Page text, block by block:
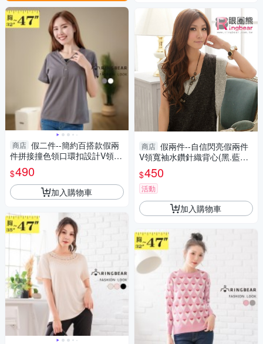
商店 假二件--簡約百搭款假兩
件拼接撞色領口環扣設計V領短
袖上衣(白.灰M-3L)-U709眼圈
熊中大尺碼
$490
加入購物車
商店 假兩件--自信閃亮假兩件
V領寬袖水鑽針織背心(黑.藍M-
XL)-A50眼圈熊中大尺碼
$450
活動
加入購物車